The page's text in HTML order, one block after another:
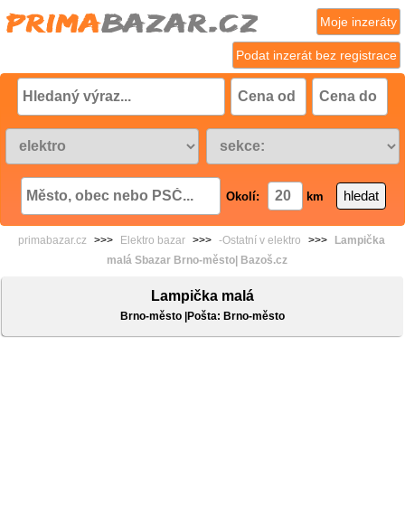
Podat inzerát bez registrace
Moje inzeráty
Okolí: km
primabazar.cz >>> Elektro bazar >>> -Ostatní v elektro >>>
Lampička
malá Sbazar Brno-město| Bazoš.cz
Lampička malá
Brno-město |Pošta: Brno-město